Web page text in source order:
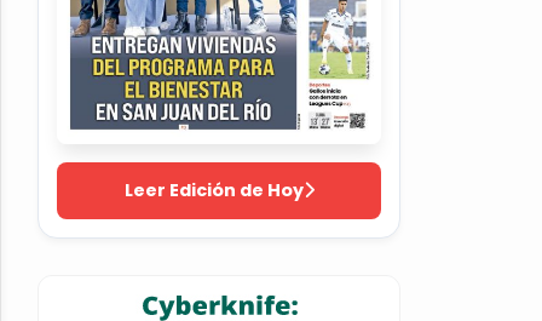
Leer Edición de Hoy